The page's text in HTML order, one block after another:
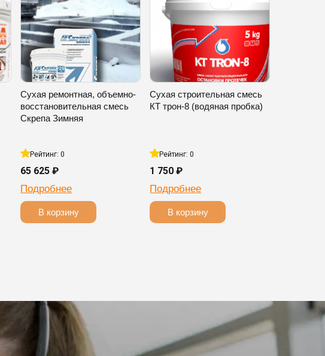
Сухая ремонтная, объемно-
восстановительная смесь
Скрепа Зимняя
Рейтинг: 0
65 625 ₽
Подробнее
В корзину
Сухая строительная смесь
КТ трон-8 (водяная пробка)
Рейтинг: 0
1 750 ₽
Подробнее
В корзину